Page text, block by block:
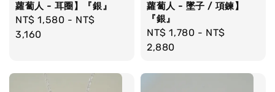
蘿蔔人 - 耳圈】『銀』
Regular
price
NT$ 1,580 - NT$
3,160
蘿蔔人 - 墜子 / 項鍊】
『銀』
Regular
price
NT$ 1,780 - NT$
2,880